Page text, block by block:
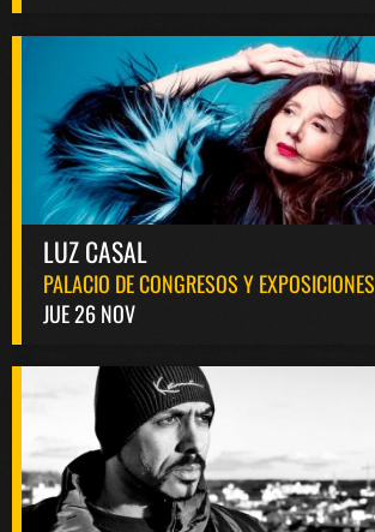
LUZ CASAL
PALACIO DE CONGRESOS Y EXPOSICIONES
JUE 26 NOV